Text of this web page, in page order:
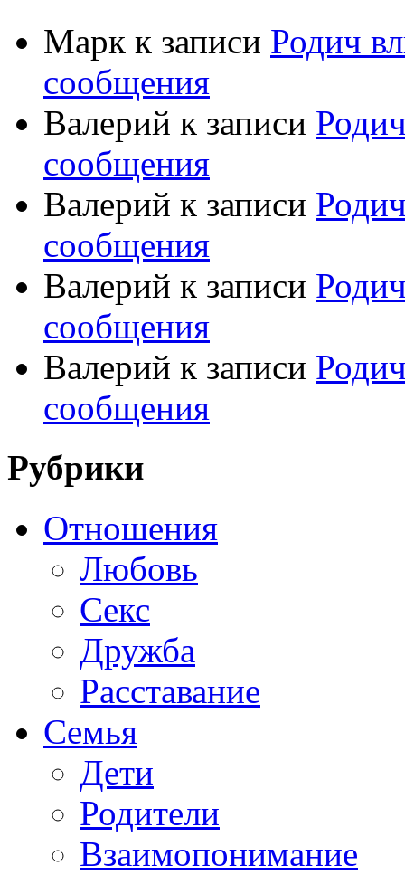
Марк к записи Родич
сообщения
Валерий к записи
сообщения
Валерий к записи
сообщения
Валерий к записи
сообщения
Валерий к записи
сообщения
Рубрики
Отношения
Любовь
Секс
Дружба
Расставание
Семья
Дети
Родители
Взаимопонимание